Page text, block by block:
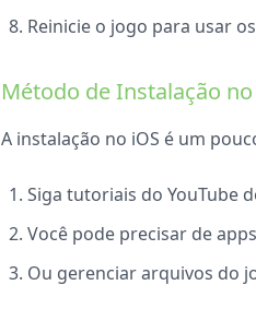
Reinicie o jogo para usar
Método de Instalação
A instalação no iOS é um
Siga tutoriais do YouTube
Você pode precisar de
Ou gerenciar arquivos do